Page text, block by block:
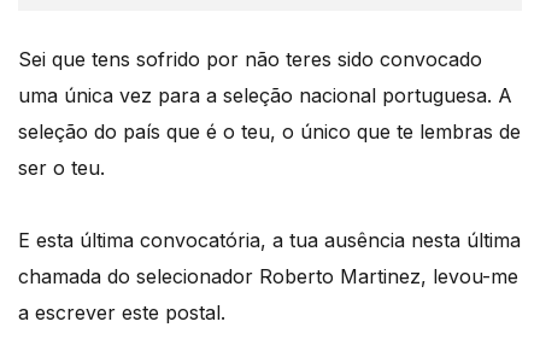
Sei que tens sofrido por não teres sido convocado
uma única vez para a seleção nacional portuguesa. A
seleção do país que é o teu, o único que te lembras de
ser o teu.
E esta última convocatória, a tua ausência nesta última
chamada do selecionador Roberto Martinez, levou-me
a escrever este postal.